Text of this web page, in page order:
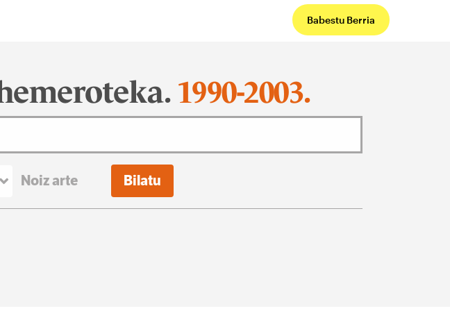
Babestu Berria
1990-2003.
Noiz arte